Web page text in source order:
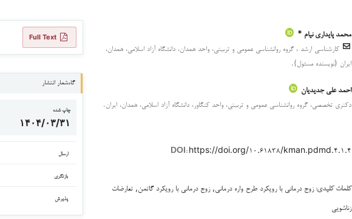
محمد پایداری نیام *
کارشناسی ارشد ، گروه روانشناسی عمومی و تربیتی، واحد همدان، دانشگاه آزاد اسلامی، همدان،
ایران (نویسنده مسئول).
احمد علی جدیدیان
دکتری تخصصی، گروه روانشناسی عمومی و تربیتی، واحد کنگاور، دانشگاه آزاد اسلامی، همدان، ایران.
DOI: https://doi.org/۱۰.۶۱۸۳۸/kman.pdmd.۴.۱.۴
کلمات کلیدی:زوج درمانی با رویکرد طرح واره درمانی, زوج درمانی با رویکرد گاتمن, تعارضات
زناشویی
Full Text
گاه‌شمار انتشار
چاپ شده
۱۴۰۴/۰۳/۳۱
ارسال
بازنگری
پذیرش